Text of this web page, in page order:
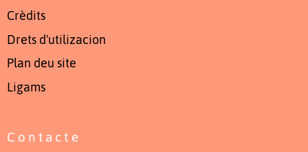
Crèdits
Drets d'utilizacion
Plan deu site
Ligams
Contacte